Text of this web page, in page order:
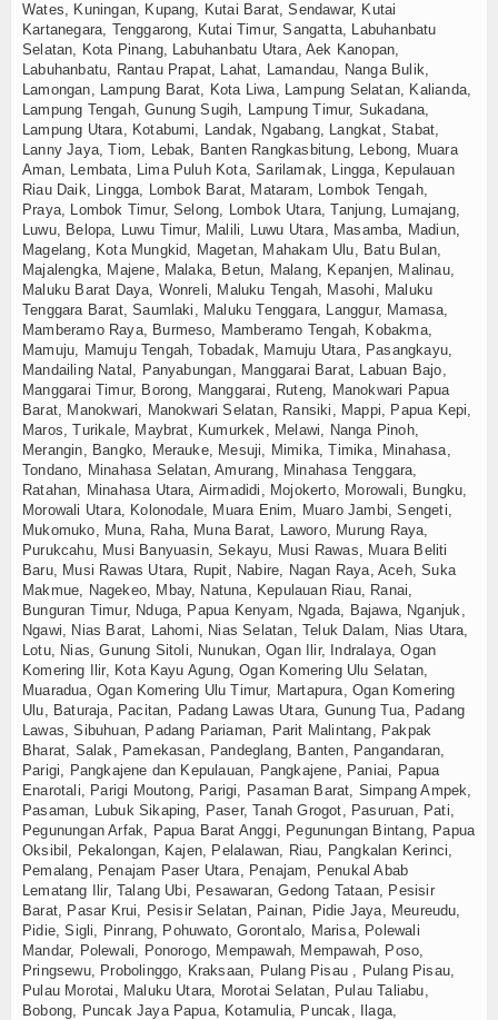
Wates, Kuningan, Kupang, Kutai Barat, Sendawar, Kutai
Kartanegara, Tenggarong, Kutai Timur, Sangatta, Labuhanbatu
Selatan, Kota Pinang, Labuhanbatu Utara, Aek Kanopan,
Labuhanbatu, Rantau Prapat, Lahat, Lamandau, Nanga Bulik,
Lamongan, Lampung Barat, Kota Liwa, Lampung Selatan, Kalianda,
Lampung Tengah, Gunung Sugih, Lampung Timur, Sukadana,
Lampung Utara, Kotabumi, Landak, Ngabang, Langkat, Stabat,
Lanny Jaya, Tiom, Lebak, Banten Rangkasbitung, Lebong, Muara
Aman, Lembata, Lima Puluh Kota, Sarilamak, Lingga, Kepulauan
Riau Daik, Lingga, Lombok Barat, Mataram, Lombok Tengah,
Praya, Lombok Timur, Selong, Lombok Utara, Tanjung, Lumajang,
Luwu, Belopa, Luwu Timur, Malili, Luwu Utara, Masamba, Madiun,
Magelang, Kota Mungkid, Magetan, Mahakam Ulu, Batu Bulan,
Majalengka, Majene, Malaka, Betun, Malang, Kepanjen, Malinau,
Maluku Barat Daya, Wonreli, Maluku Tengah, Masohi, Maluku
Tenggara Barat, Saumlaki, Maluku Tenggara, Langgur, Mamasa,
Mamberamo Raya, Burmeso, Mamberamo Tengah, Kobakma,
Mamuju, Mamuju Tengah, Tobadak, Mamuju Utara, Pasangkayu,
Mandailing Natal, Panyabungan, Manggarai Barat, Labuan Bajo,
Manggarai Timur, Borong, Manggarai, Ruteng, Manokwari Papua
Barat, Manokwari, Manokwari Selatan, Ransiki, Mappi, Papua Kepi,
Maros, Turikale, Maybrat, Kumurkek, Melawi, Nanga Pinoh,
Merangin, Bangko, Merauke, Mesuji, Mimika, Timika, Minahasa,
Tondano, Minahasa Selatan, Amurang, Minahasa Tenggara,
Ratahan, Minahasa Utara, Airmadidi, Mojokerto, Morowali, Bungku,
Morowali Utara, Kolonodale, Muara Enim, Muaro Jambi, Sengeti,
Mukomuko, Muna, Raha, Muna Barat, Laworo, Murung Raya,
Purukcahu, Musi Banyuasin, Sekayu, Musi Rawas, Muara Beliti
Baru, Musi Rawas Utara, Rupit, Nabire, Nagan Raya, Aceh, Suka
Makmue, Nagekeo, Mbay, Natuna, Kepulauan Riau, Ranai,
Bunguran Timur, Nduga, Papua Kenyam, Ngada, Bajawa, Nganjuk,
Ngawi, Nias Barat, Lahomi, Nias Selatan, Teluk Dalam, Nias Utara,
Lotu, Nias, Gunung Sitoli, Nunukan, Ogan Ilir, Indralaya, Ogan
Komering Ilir, Kota Kayu Agung, Ogan Komering Ulu Selatan,
Muaradua, Ogan Komering Ulu Timur, Martapura, Ogan Komering
Ulu, Baturaja, Pacitan, Padang Lawas Utara, Gunung Tua, Padang
Lawas, Sibuhuan, Padang Pariaman, Parit Malintang, Pakpak
Bharat, Salak, Pamekasan, Pandeglang, Banten, Pangandaran,
Parigi, Pangkajene dan Kepulauan, Pangkajene, Paniai, Papua
Enarotali, Parigi Moutong, Parigi, Pasaman Barat, Simpang Ampek,
Pasaman, Lubuk Sikaping, Paser, Tanah Grogot, Pasuruan, Pati,
Pegunungan Arfak, Papua Barat Anggi, Pegunungan Bintang, Papua
Oksibil, Pekalongan, Kajen, Pelalawan, Riau, Pangkalan Kerinci,
Pemalang, Penajam Paser Utara, Penajam, Penukal Abab
Lematang Ilir, Talang Ubi, Pesawaran, Gedong Tataan, Pesisir
Barat, Pasar Krui, Pesisir Selatan, Painan, Pidie Jaya, Meureudu,
Pidie, Sigli, Pinrang, Pohuwato, Gorontalo, Marisa, Polewali
Mandar, Polewali, Ponorogo, Mempawah, Mempawah, Poso,
Pringsewu, Probolinggo, Kraksaan, Pulang Pisau , Pulang Pisau,
Pulau Morotai, Maluku Utara, Morotai Selatan, Pulau Taliabu,
Bobong, Puncak Jaya Papua, Kotamulia, Puncak, Ilaga,